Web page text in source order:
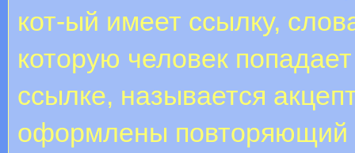
кот-ый имеет ссылку,
которую человек
ссылке, называется
оформлены повторяющий